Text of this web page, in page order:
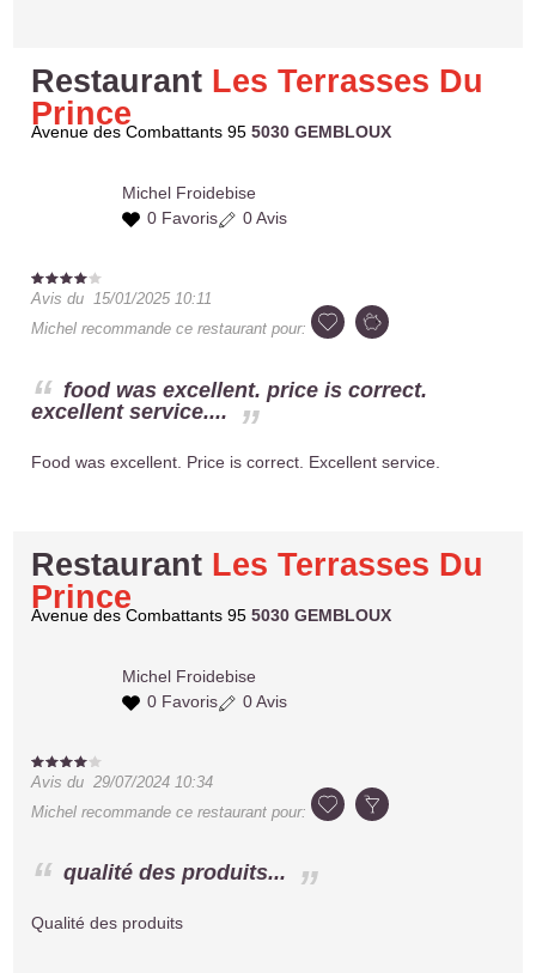
Restaurant Les Terrasses Du
Prince
Avenue des Combattants 955030 GEMBLOUX
Michel Froidebise
0 Favoris
0 Avis
Avis du15/01/2025 10:11
Michel recommande ce restaurant pour:
food was excellent. price is correct.
excellent service....
Food was excellent. Price is correct. Excellent service.
Restaurant Les Terrasses Du
Prince
Avenue des Combattants 955030 GEMBLOUX
Michel Froidebise
0 Favoris
0 Avis
Avis du29/07/2024 10:34
Michel recommande ce restaurant pour:
qualité des produits...
Qualité des produits